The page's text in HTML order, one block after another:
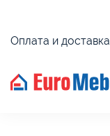
Оплата и доставка